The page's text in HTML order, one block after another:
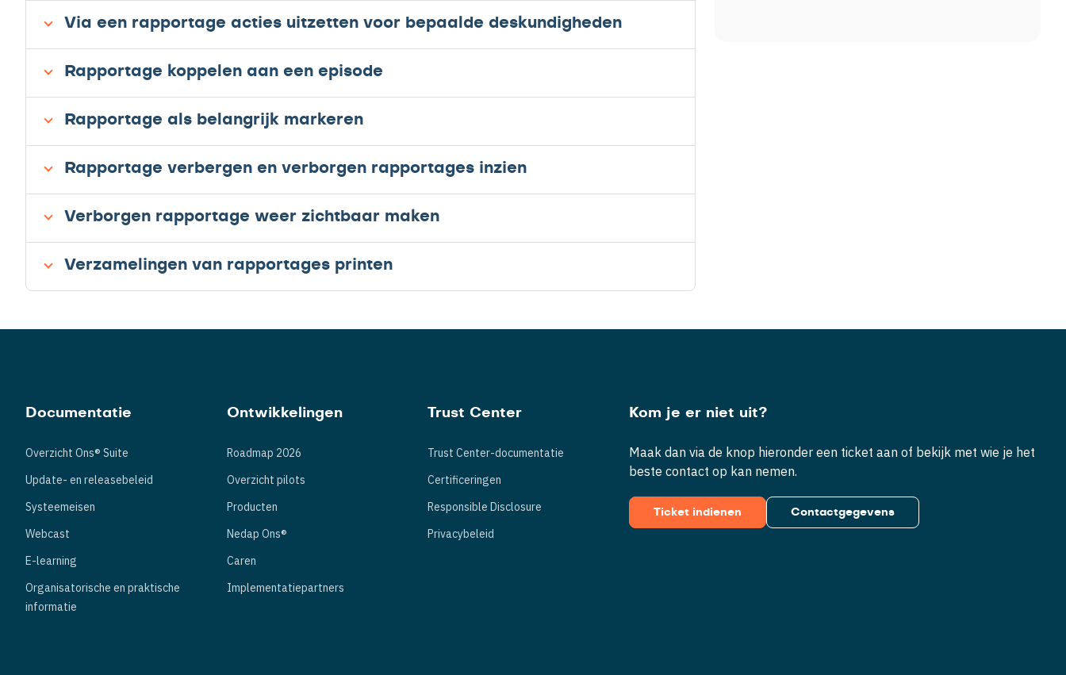
Via een rapportage acties uitzetten voor bepaalde deskundigheden
Rapportage koppelen aan een episode
Rapportage als belangrijk markeren
Rapportage verbergen en verborgen rapportages inzien
Verborgen rapportage weer zichtbaar maken
Verzamelingen van rapportages printen
Documentatie
Overzicht Ons® Suite
Update- en releasebeleid
Systeemeisen
Webcast
E-learning
Organisatorische en praktische
informatie
Ontwikkelingen
Roadmap 2026
Overzicht pilots
Producten
Nedap Ons®
Caren
Implementatiepartners
Trust Center
Trust Center-documentatie
Certificeringen
Responsible Disclosure
Privacybeleid
Kom je er niet uit?
Maak dan via de knop hieronder een ticket aan of bekijk met wie je het
beste contact op kan nemen.
Ticket indienen Contactgegevens